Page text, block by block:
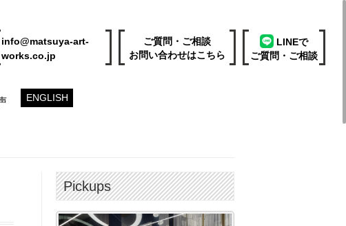
info@matsuya-art-
works.co.jp
ご質問・ご相談
お問い合わせはこちら
LINEで
ご質問・ご相談
ENGLISH
Pickups